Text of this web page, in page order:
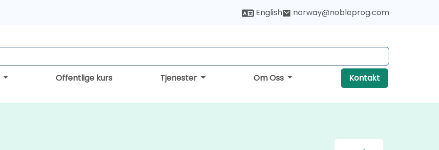
English norway@nobleprog.com
Offentlige kurs Tjenester Om Oss Kontakt